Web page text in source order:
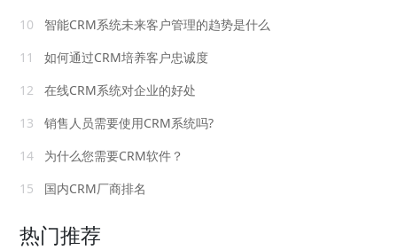
10
智能CRM系统未来客户管理的趋势是什么
11
如何通过CRM培养客户忠诚度
12
在线CRM系统对企业的好处
13
销售人员需要使用CRM系统吗?
14
为什么您需要CRM软件？
15
国内CRM厂商排名
热门推荐